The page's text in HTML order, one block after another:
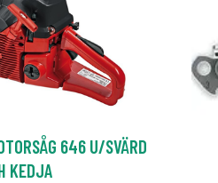
646 U/SVÄRD
KEDJA